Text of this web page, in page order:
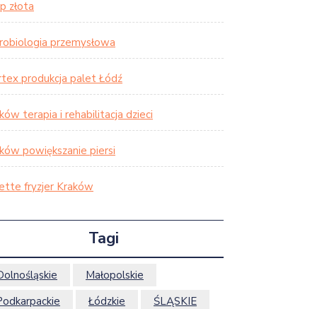
złota
przemysłowa
produkcja palet Łódź
terapia i rehabilitacja dzieci
powiększanie piersi
fryzjer Kraków
Tagi
Małopolskie
Łódzkie ŚLĄSKIE